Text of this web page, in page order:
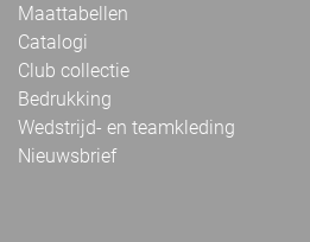
Maattabellen
Catalogi
Club collectie
Bedrukking
Wedstrijd- en teamkleding
Nieuwsbrief